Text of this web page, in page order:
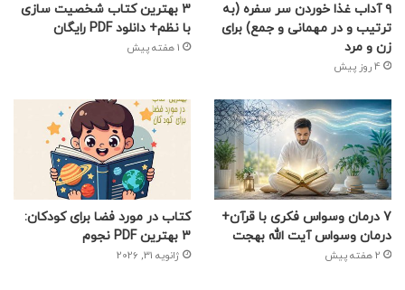
۹ آداب غذا خوردن سر سفره (به
ترتیب و در مهمانی و جمع) برای
زن و مرد
4 روز پیش
3 بهترین کتاب شخصیت سازی
با نظم+ دانلود PDF رایگان
1 هفته پیش
7 درمان وسواس فکری با قرآن+
درمان وسواس آیت الله بهجت
2 هفته پیش
کتاب در مورد فضا برای کودکان:
3 بهترین PDF نجوم
ژانویه 31, 2026